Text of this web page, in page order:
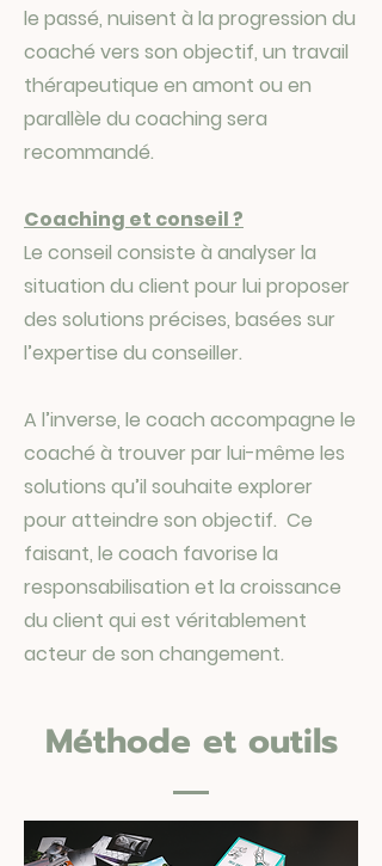
le passé, nuisent à la progression du
coaché vers son objectif, un travail
thérapeutique en amont ou en
parallèle du coaching sera
recommandé.
Coaching et conseil ?
Le conseil consiste à analyser la
situation du client pour lui proposer
des solutions précises, basées sur
l’expertise du conseiller.
A l’inverse, le coach accompagne le
coaché à trouver par lui-même les
solutions qu’il souhaite explorer
pour atteindre son objectif. Ce
faisant, le coach favorise la
responsabilisation et la croissance
du client qui est véritablement
acteur de son changement.
Méthode et outils